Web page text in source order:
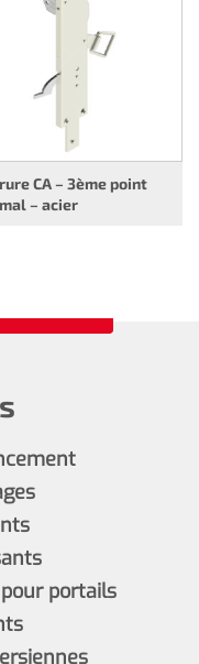
CA – 3ème point
– acier
portails